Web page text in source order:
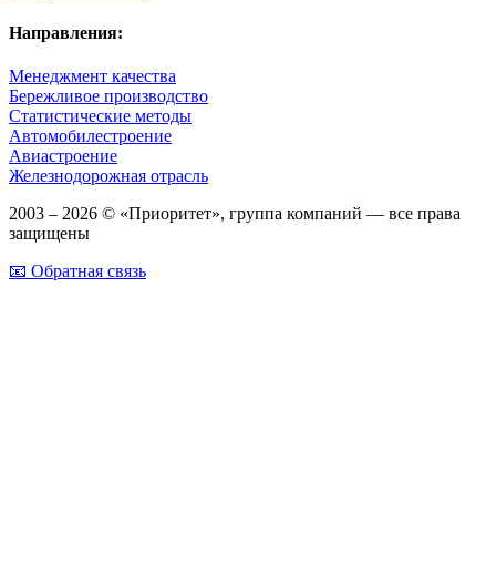
Направления:
Менеджмент качества
Бережливое производство
Статистические методы
Автомобилестроение
Авиастроение
Железнодорожная отрасль
2003 – 2026 © «Приоритет», группа компаний — все права
защищены
📧 Обратная связь